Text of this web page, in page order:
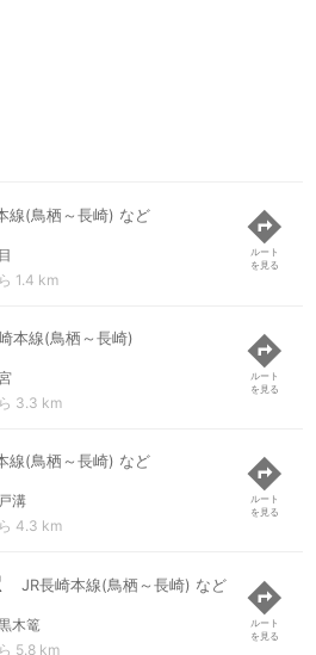
線(鳥栖～長崎) など
1.4 km
ルート
を見る
本線(鳥栖～長崎)
3.3 km
ルート
を見る
線(鳥栖～長崎) など
溝
4.3 km
ルート
を見る
JR長崎本線(鳥栖～長崎) など
木篭
5.8 km
ルート
を見る